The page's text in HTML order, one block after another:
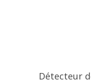
Détecteur